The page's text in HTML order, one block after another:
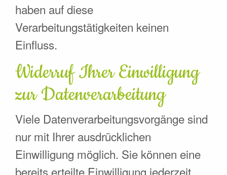
haben auf diese
Verarbeitungstätigkeiten keinen
Einfluss.
Widerruf Ihrer Einwilligung
zur Datenverarbeitung
Viele Datenverarbeitungsvorgänge sind
nur mit Ihrer ausdrücklichen
Einwilligung möglich. Sie können eine
bereits erteilte Einwilligung jederzeit